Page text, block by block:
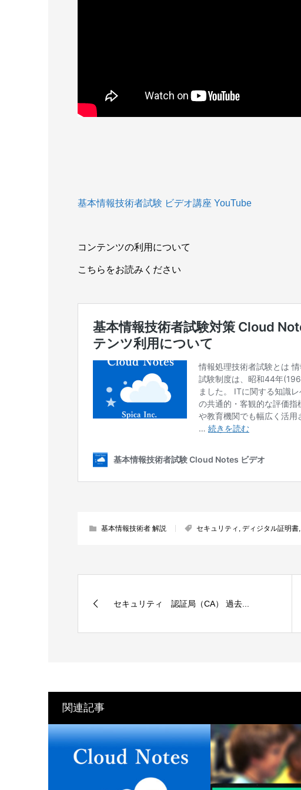
基本情報技術者試験 ビデオ講座 YouTube
コンテンツの利用について
こちらをお読みください
基本情報技術者 解説 セキュリティ , ディジタル証明書,
セキュリティ 認証局（CA） 過去...
関連記事